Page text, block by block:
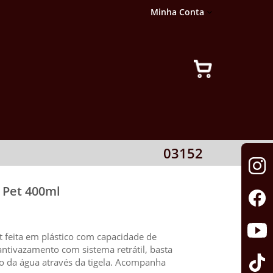
Minha Conta
03152
400ml
em plástico com capacidade de
com sistema retrátil, basta
da água através da tigela. Acompanha